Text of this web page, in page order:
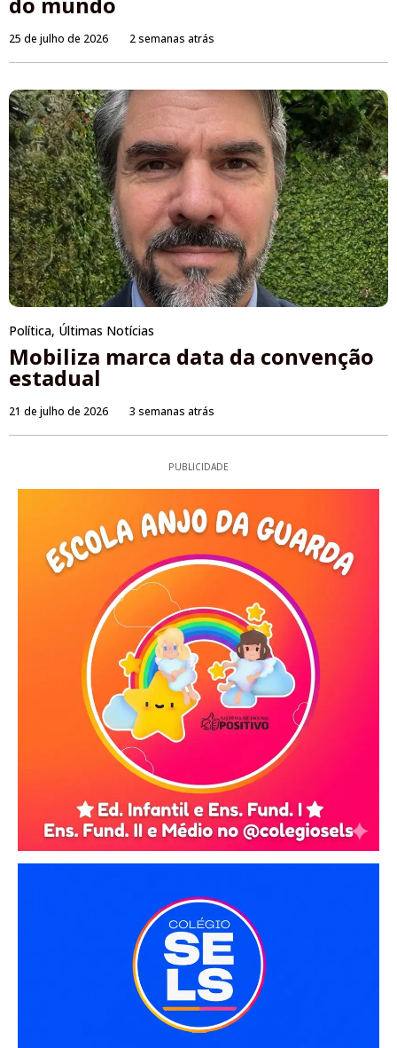
25 de julho de 2026 2 semanas atrás
Política, Últimas Notícias
Mobiliza marca data da convenção
estadual
21 de julho de 2026 3 semanas atrás
PUBLICIDADE